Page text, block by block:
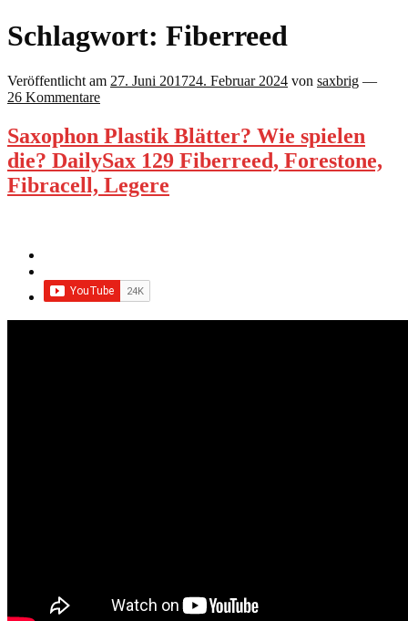
Schlagwort: Fiberreed
Veröffentlicht am 27. Juni 201724. Februar 2024 von saxbrig —
26 Kommentare
Saxophon Plastik Blätter? Wie spielen
die? DailySax 129 Fiberreed, Forestone,
Fibracell, Legere